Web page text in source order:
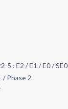
5 : E2 / E1 / E0 / SE0
/ Phase 2